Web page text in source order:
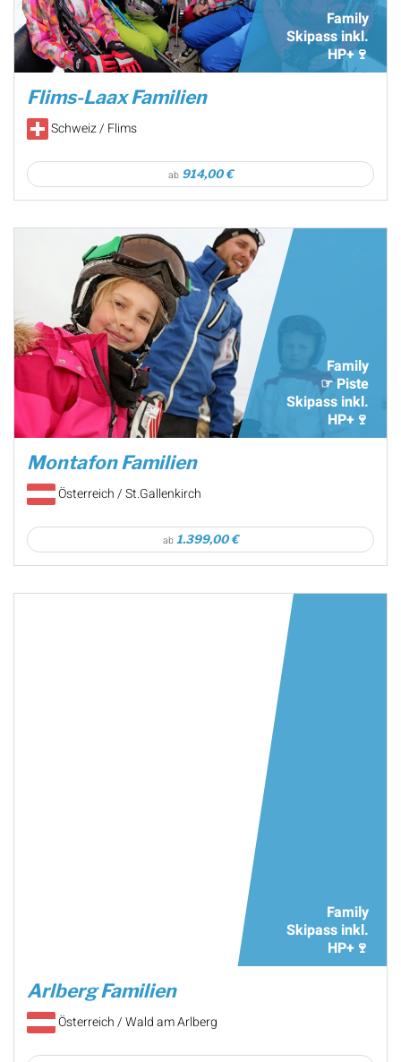
Family
Skipass inkl.
HP+🍷
Flims-Laax Familien
Schweiz / Flims
ab 914,00 €
Family
☞ Piste
Skipass inkl.
HP+🍷
Montafon Familien
Österreich / St.Gallenkirch
ab 1.399,00 €
Family
Skipass inkl.
HP+🍷
Arlberg Familien
Österreich / Wald am Arlberg